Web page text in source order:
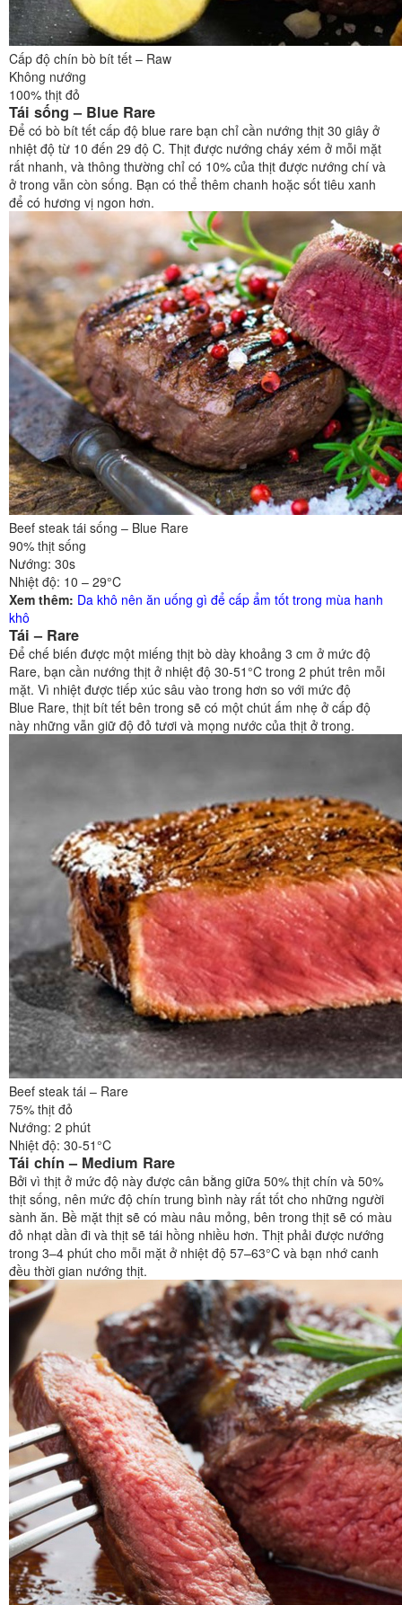
Cấp độ chín bò bít tết – Raw
Không nướng
100% thịt đỏ
Tái sống – Blue Rare
Để có bò bít tết cấp độ blue rare bạn chỉ cần nướng thịt 30 giây ở
nhiệt độ từ 10 đến 29 độ C. Thịt được nướng cháy xém ở mỗi mặt
rất nhanh, và thông thường chỉ có 10% của thịt được nướng chí và
ở trong vẫn còn sống. Bạn có thể thêm chanh hoặc sốt tiêu xanh
để có hương vị ngon hơn.
Beef steak tái sống – Blue Rare
90% thịt sống
Nướng: 30s
Nhiệt độ: 10 – 29°C
Xem thêm: Da khô nên ăn uống gì để cấp ẩm tốt trong mùa hanh
khô
Tái – Rare
Để chế biến được một miếng thịt bò dày khoảng 3 cm ở mức độ
Rare, bạn cần nướng thịt ở nhiệt độ 30-51°C trong 2 phút trên mỗi
mặt. Vì nhiệt được tiếp xúc sâu vào trong hơn so với mức độ
Blue Rare, thịt bít tết bên trong sẽ có một chút ấm nhẹ ở cấp độ
này những vẫn giữ độ đỏ tươi và mọng nước của thịt ở trong.
Beef steak tái – Rare
75% thịt đỏ
Nướng: 2 phút
Nhiệt độ: 30-51°C
Tái chín – Medium Rare
Bởi vì thịt ở mức độ này được cân bằng giữa 50% thịt chín và 50%
thịt sống, nên mức độ chín trung bình này rất tốt cho những người
sành ăn. Bề mặt thịt sẽ có màu nâu mỏng, bên trong thịt sẽ có màu
đỏ nhạt dần đi và thịt sẽ tái hồng nhiều hơn. Thịt phải được nướng
trong 3–4 phút cho mỗi mặt ở nhiệt độ 57–63°C và bạn nhớ canh
đều thời gian nướng thịt.